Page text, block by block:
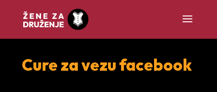
Cure za vezu facebook